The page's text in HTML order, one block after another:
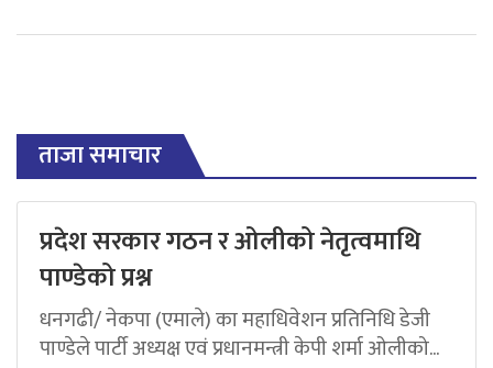
ताजा समाचार
प्रदेश सरकार गठन र ओलीको नेतृत्वमाथि
पाण्डेको प्रश्न
धनगढी/ नेकपा (एमाले) का महाधिवेशन प्रतिनिधि डेजी
पाण्डेले पार्टी अध्यक्ष एवं प्रधानमन्त्री केपी शर्मा ओलीको...